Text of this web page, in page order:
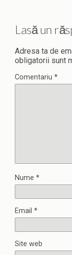
Lasă un
Adresa ta de
obligatorii sunt
Comentariu *
Nume *
Email *
Site web